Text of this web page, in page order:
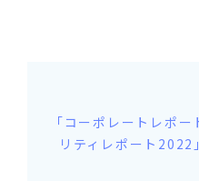
「コーポレートレポ
リティレポート2022